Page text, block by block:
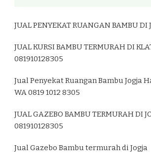
JUAL PENYEKAT RUANGAN BAMBU DI
JUAL KURSI BAMBU TERMURAH DI
081910128305
Jual Penyekat Ruangan Bambu Jogja
WA 0819 1012 8305
JUAL GAZEBO BAMBU TERMURAH DI
081910128305
Jual Gazebo Bambu termurah di Jogja